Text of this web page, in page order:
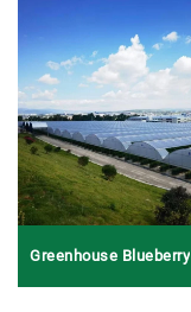
Greenhouse Blueberry